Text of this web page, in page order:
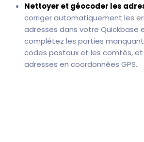
Nettoyer et géocoder les
corriger automatiquement les
adresses dans votre Quickbase
complétez les parties
codes postaux et les comtés,
adresses en coordonnées GPS.